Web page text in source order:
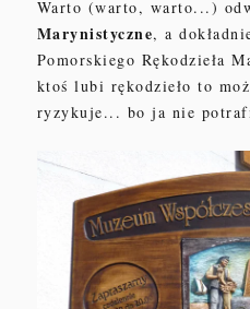
Warto (warto, warto...)
Marynistyczne, a
Pomorskiego Rękodzieła
ktoś lubi rękodzieło to
ryzykuje... bo ja nie